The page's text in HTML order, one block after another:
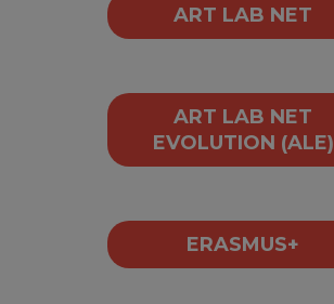
ART LAB NET
ART LAB NET
EVOLUTION (ALE)
ERASMUS+